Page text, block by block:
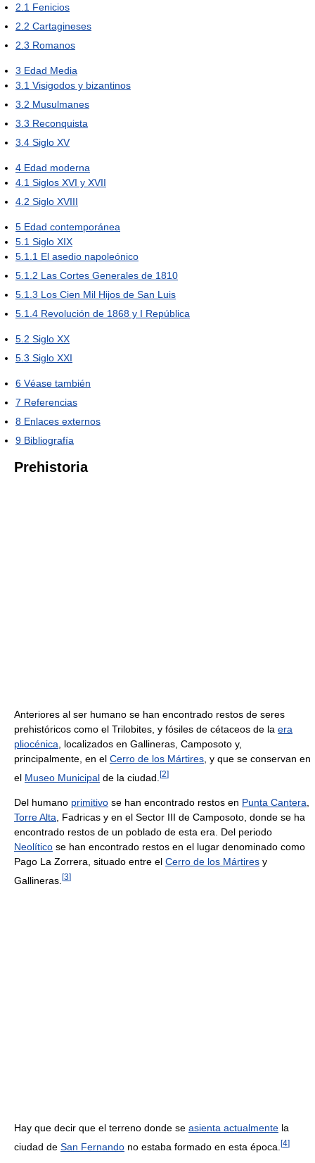
2.1 Fenicios
2.2 Cartagineses
2.3 Romanos
3 Edad Media
3.1 Visigodos y bizantinos
3.2 Musulmanes
3.3 Reconquista
3.4 Siglo XV
4 Edad moderna
4.1 Siglos XVI y XVII
4.2 Siglo XVIII
5 Edad contemporánea
5.1 Siglo XIX
5.1.1 El asedio napoleónico
5.1.2 Las Cortes Generales de 1810
5.1.3 Los Cien Mil Hijos de San Luis
5.1.4 Revolución de 1868 y I República
5.2 Siglo XX
5.3 Siglo XXI
6 Véase también
7 Referencias
8 Enlaces externos
9 Bibliografía
Prehistoria
Anteriores al ser humano se han encontrado restos de seres
prehistóricos como el Trilobites, y fósiles de cétaceos de la era
pliocénica , localizados en Gallineras, Camposoto y,
principalmente, en el Cerro de los Mártires , y que se conservan en
el Museo Municipal de la ciudad. [2]
Del humano primitivo se han encontrado restos en Punta Cantera,
Torre Alta, Fadricas y en el Sector III de Camposoto, donde se ha
encontrado restos de un poblado de esta era. Del periodo
Neolítico se han encontrado restos en el lugar denominado como
Pago La Zorrera, situado entre el Cerro de los Mártires y
Gallineras. [3]
Hay que decir que el terreno donde se asienta actualmente la
ciudad de San Fernando no estaba formado en esta época. [4]